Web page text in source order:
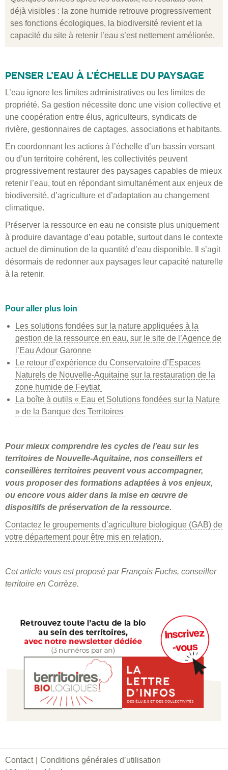
déjà visibles : la zone humide retrouve progressivement
ses fonctions écologiques, la biodiversité revient et la
capacité du site à retenir l’eau s’est nettement améliorée.
PENSER L’EAU À L’ÉCHELLE DU PAYSAGE
L’eau ignore les limites administratives ou les limites de
propriété. Sa gestion nécessite donc une vision collective et
une coopération entre élus, agriculteurs, syndicats de
rivière, gestionnaires de captages, associations et habitants.
En coordonnant les actions à l’échelle d’un bassin versant
ou d’un territoire cohérent, les collectivités peuvent
progressivement restaurer des paysages capables de mieux
retenir l’eau, tout en répondant simultanément aux enjeux de
biodiversité, d’agriculture et d’adaptation au changement
climatique.
Préserver la ressource en eau ne consiste plus uniquement
à produire davantage d’eau potable, surtout dans le contexte
actuel de diminution de la quantité d’eau disponible. Il s’agit
désormais de redonner aux paysages leur capacité naturelle
à la retenir.
Pour aller plus loin
Les solutions fondées sur la nature appliquées à la
gestion de la ressource en eau, sur le site de l’Agence de
l’Eau Adour Garonne
Le retour d’expérience du Conservatoire d’Espaces
Naturels de Nouvelle-Aquitaine sur la restauration de la
zone humide de Feytiat
La boîte à outils « Eau et Solutions fondées sur la Nature
» de la Banque des Territoires
Pour mieux comprendre les cycles de l’eau sur les
territoires de Nouvelle-Aquitaine, nos conseillers et
conseillères territoires peuvent vous accompagner,
vous proposer des formations adaptées à vos enjeux,
ou encore vous aider dans la mise en œuvre de
dispositifs de préservation de la ressource.
Contactez le groupements d’agriculture biologique (GAB) de
votre département pour être mis en relation.
Cet article vous est proposé par François Fuchs, conseiller
territoire en Corrèze.
Contact
Conditions générales d’utilisation